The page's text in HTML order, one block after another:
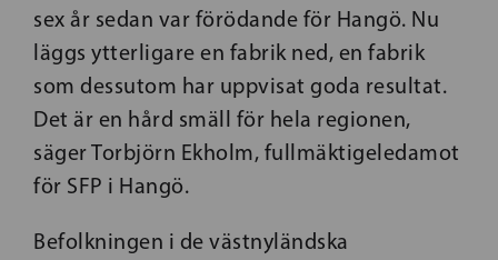
sex år sedan var förödande för Hangö. Nu
läggs ytterligare en fabrik ned, en fabrik
som dessutom har uppvisat goda resultat.
Det är en hård smäll för hela regionen,
säger Torbjörn Ekholm, fullmäktigeledamot
för SFP i Hangö.
Befolkningen i de västnyländska